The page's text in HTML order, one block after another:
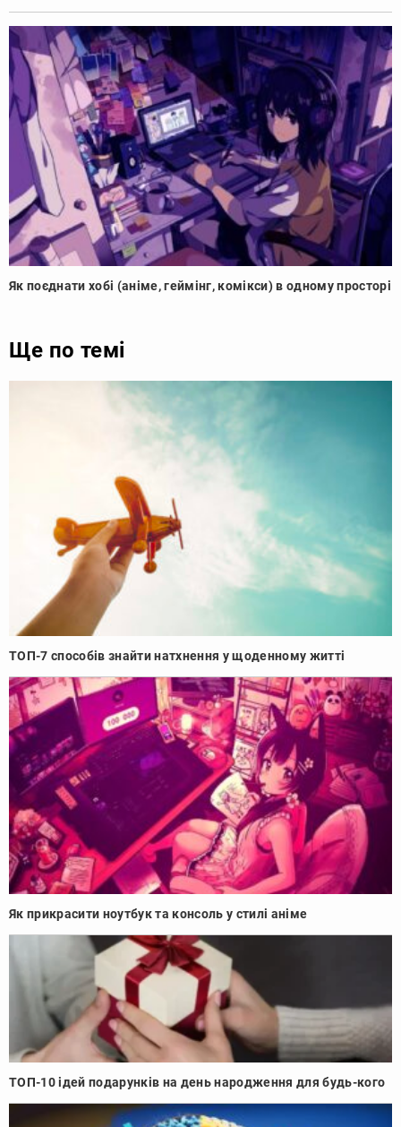
Як поєднати хобі (аніме, геймінг, комікси) в одному просторі
Ще по темі
ТОП-7 способів знайти натхнення у щоденному житті
Як прикрасити ноутбук та консоль у стилі аніме
ТОП-10 ідей подарунків на день народження для будь-кого